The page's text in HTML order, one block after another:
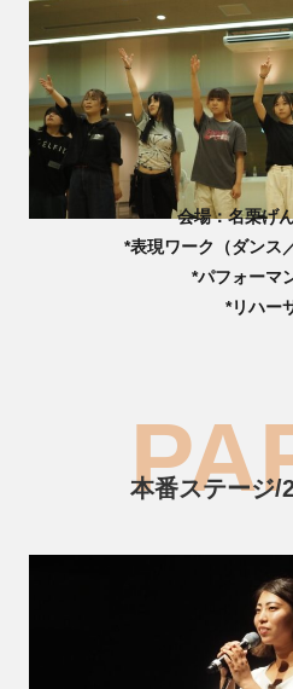
会場：名栗げ
*表現ワーク（ダンス
*パフォーマ
*リハー
本番ステージ/